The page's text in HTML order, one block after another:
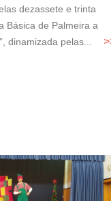
dezassete e trinta
Básica de Palmeira a
dinamizada pelas...